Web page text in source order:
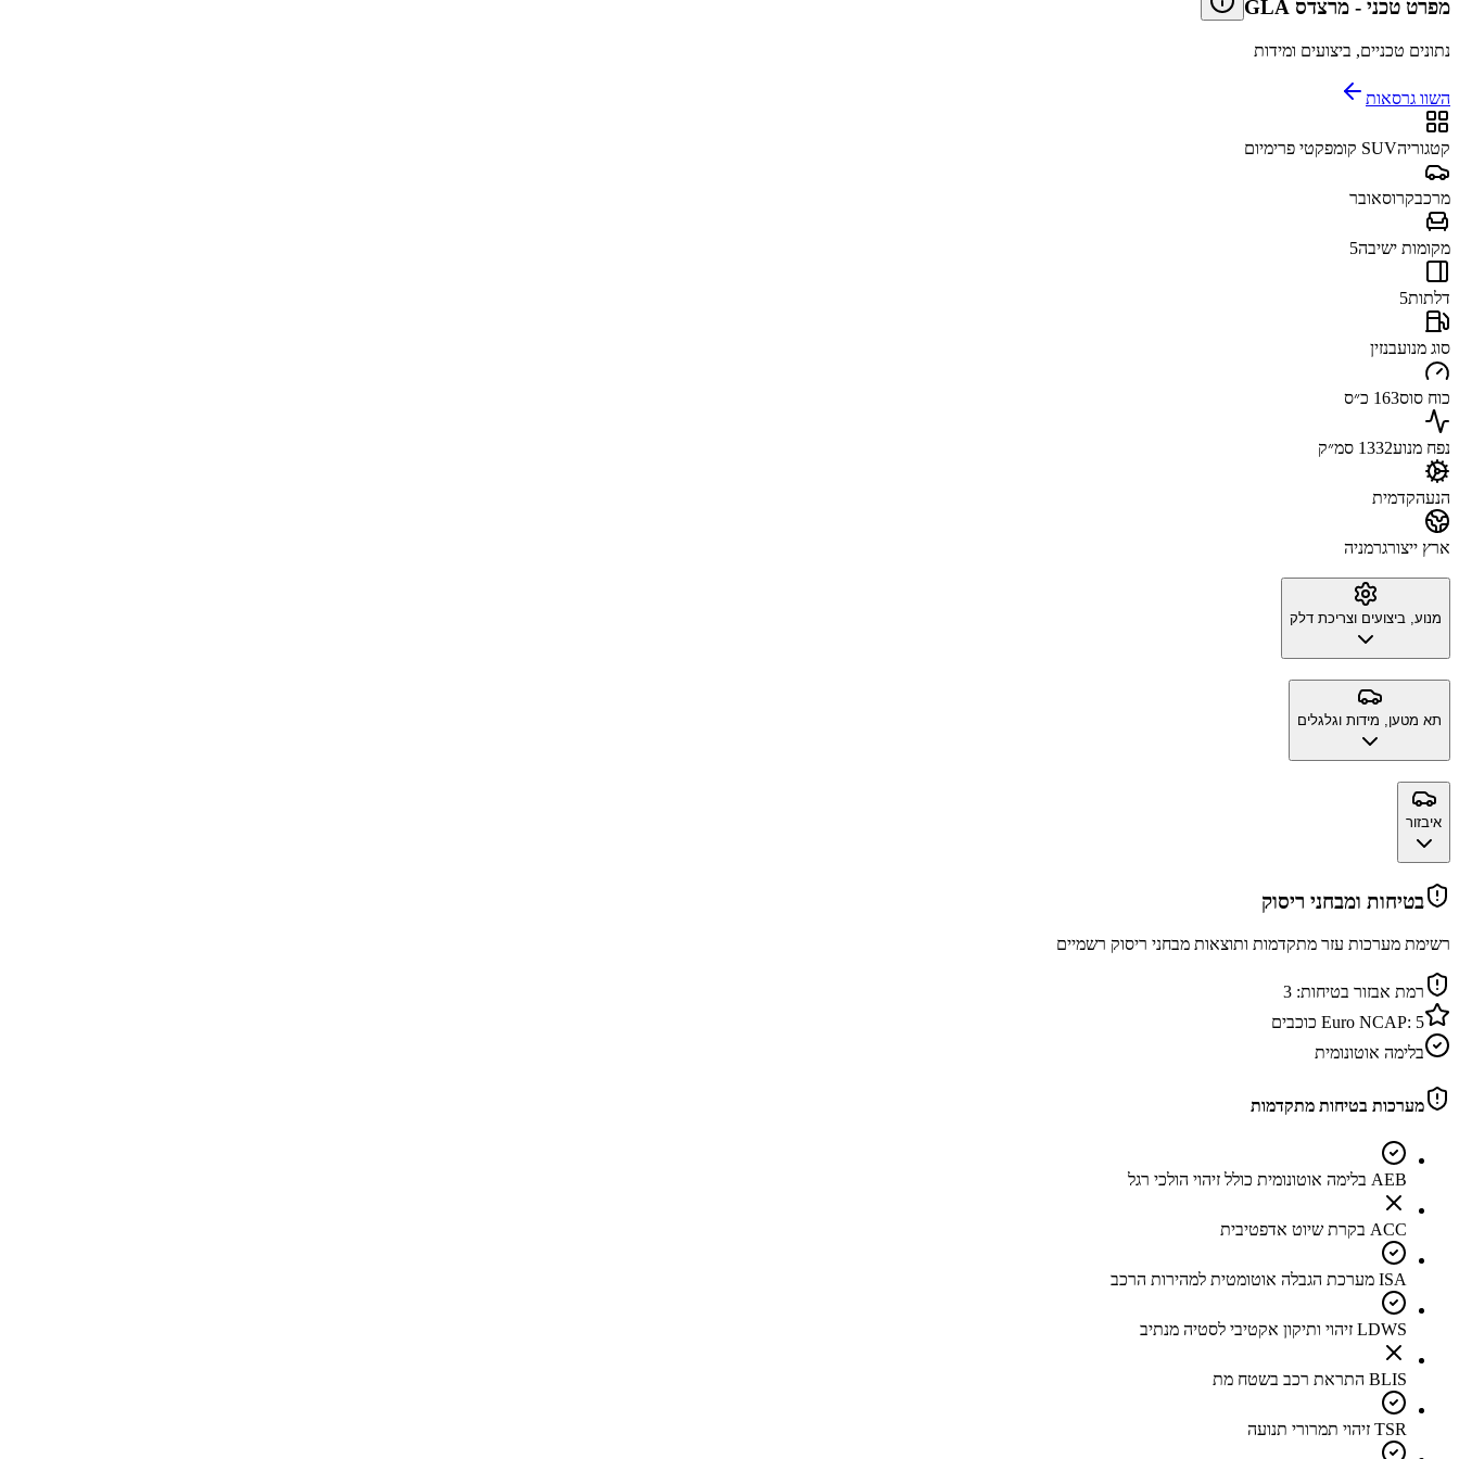
מפרט טכני - מרצדס GLA
נתונים טכניים, ביצועים ומידות
השוו גרסאות
קטגוריהSUV קומפקטי פרימיום
מרכבקרוסאובר
מקומות ישיבה5
דלתות5
סוג מנועבנזין
כוח סוס163 כ״ס
נפח מנוע1332 סמ״ק
הנעהקדמית
ארץ ייצורגרמניה
מנוע, ביצועים וצריכת דלק
תא מטען, מידות וגלגלים
איבזור
בטיחות ומבחני ריסוק
רשימת מערכות עזר מתקדמות ותוצאות מבחני ריסוק רשמיים
רמת אבזור בטיחות: 3
Euro NCAP: 5
כוכבים
בלימה אוטונומית
מערכות בטיחות מתקדמות
AEB בלימה אוטונומית כולל זיהוי הולכי רגל
ACC בקרת שיוט אדפטיבית
ISA מערכת הגבלה אוטומטית למהירות הרכב
LDWS זיהוי ותיקון אקטיבי לסטיה מנתיב
BLIS התראת רכב בשטח מת
TSR זיהוי תמרורי תנועה